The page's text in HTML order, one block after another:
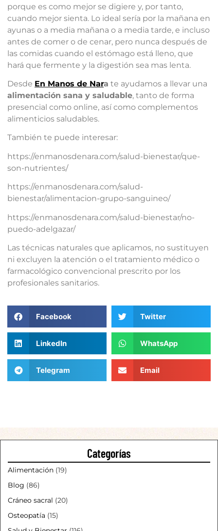
porque es como mejor se digiere y, por tanto,
cuando mejor sienta. Lo ideal sería por la mañana en
ayunas o a media mañana o a media tarde, e incluso
antes de comer o de cenar, pero nunca después de
las comidas cuando el estómago está lleno, que
hará que fermente y la digestión sea mas lenta.
Desde En Manos de Nara te ayudamos a llevar una
alimentación sana y saludable, tanto de forma
presencial como online, así como complementos
alimenticios saludables.
También te puede interesar:
https://enmanosdenara.com/salud-bienestar/que-
son-nutrientes/
https://enmanosdenara.com/salud-
bienestar/alimentacion-grupo-sanguineo/
https://enmanosdenara.com/salud-bienestar/no-
puedo-adelgazar/
Las técnicas naturales que aplicamos, no sustituyen
ni excluyen la atención o el tratamiento médico o
farmacológico convencional prescrito por los
profesionales sanitarios.
Facebook Twitter
LinkedIn WhatsApp
Telegram Email
Categorías
Alimentación (19)
Blog (86)
Cráneo sacral (20)
Osteopatía (15)